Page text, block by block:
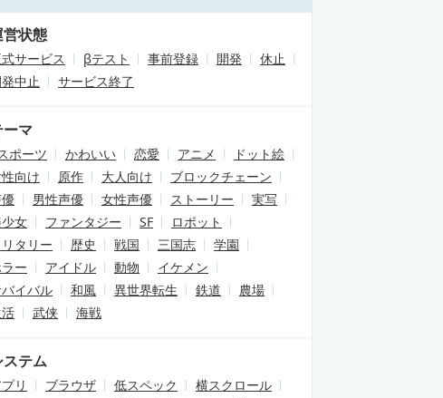
営状態
サービス βテスト 事前登録 開発
休止
中止
サービス終了
ーマ
ポーツ かわいい 恋愛 アニメ
ドット絵
向け
原作 大人向け
ブロックチェーン
男性声優 女性声優 ストーリー
実写
女
ファンタジー SF
ロボット
リタリー
歴史 戦国 三国志
学園
ー
アイドル 動物
イケメン
イバル
和風 異世界転生 鉄道
農場
武侠 海戦
ステム
リ ブラウザ 低スペック
横スクロール